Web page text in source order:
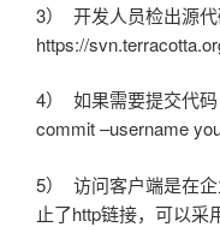
3） 开发人员检出源
https://
4） 如果需要提交代
commit –username
5） 访问客户端是在
止了http链接，可以采